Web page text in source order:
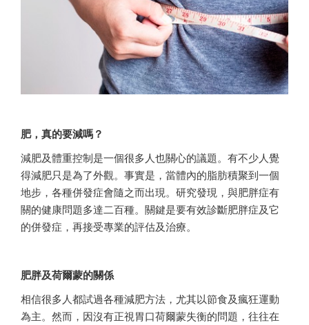
肥，真的要減嗎？
減肥及體重控制是一個很多人也關心的議題。有不少人覺
得減肥只是為了外觀。事實是，當體內的脂肪積聚到一個
地步，各種併發症會隨之而出現。研究發現，與肥胖症有
關的健康問題多達二百種。關鍵是要有效診斷肥胖症及它
的併發症，再接受專業的評估及治療。
肥胖及荷爾蒙的關係
相信很多人都試過各種減肥方法，尤其以節食及瘋狂運動
為主。然而，因沒有正視胃口荷爾蒙失衡的問題，往往在